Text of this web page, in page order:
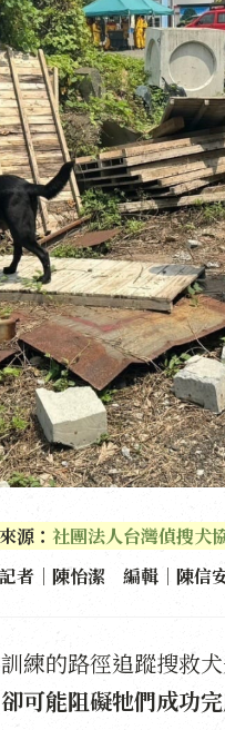
源： 社團法人台灣偵搜犬
記者｜陳怡潔 編輯｜陳信
練的路徑追蹤搜救
可能阻礙牠們成功